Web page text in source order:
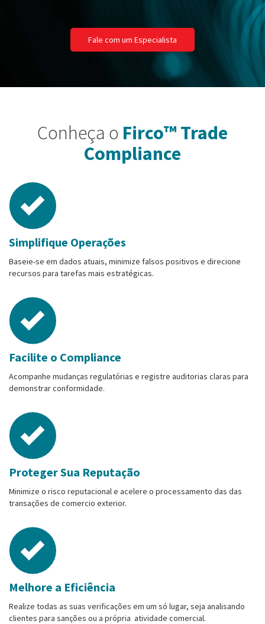
Fale com um Especialista
Conheça o Firco™ Trade
Compliance
Simplifique Operações
Baseie-se em dados atuais, minimize falsos positivos e direcione
recursos para tarefas mais estratégicas.
Facilite o Compliance
Acompanhe mudanças regulatórias e registre auditorias claras para
demonstrar conformidade.
Proteger Sua Reputação
Minimize o risco reputacional e acelere o processamento das das
transações de comercio exterior.
Melhore a Eficiência
Realize todas as suas verificações em um só lugar, seja analisando
clientes para sanções ou a própria atividade comercial.